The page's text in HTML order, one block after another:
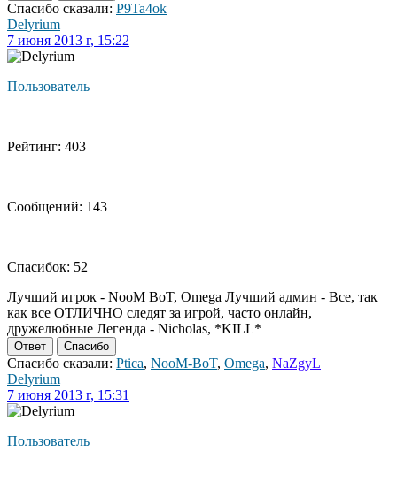
Спасибо сказали: P9Ta4ok
Delyrium
7 июня 2013 г, 15:22
Пользователь
Рейтинг: 403
Сообщений: 143
Спасибок: 52
Лучший игрок - NooM BoT, Omega Лучший админ - Все, так
как все ОТЛИЧНО следят за игрой, часто онлайн,
дружелюбные Легенда - Nicholas, *KILL*
Ответ Спасибо
Спасибо сказали: Ptica, NooM-BoT, Omega, NaZgyL
Delyrium
7 июня 2013 г, 15:31
Пользователь